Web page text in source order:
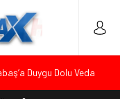
Duygu Dolu Veda